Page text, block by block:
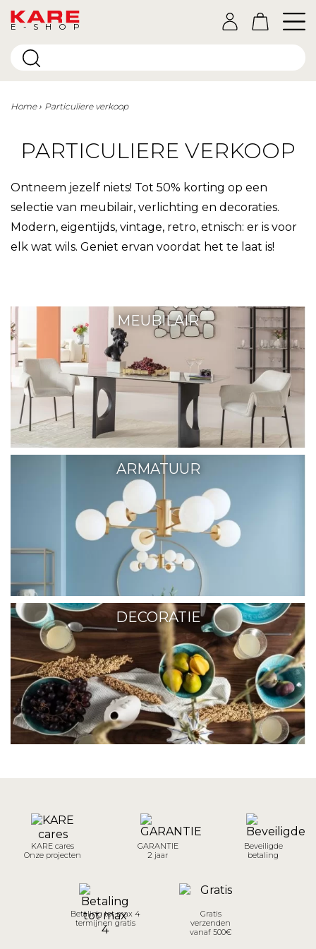
E-SHOP
Home Particuliere verkoop
PARTICULIERE VERKOOP
Ontneem jezelf niets! Tot 50% korting op een
selectie van meubilair, verlichting en decoraties.
Modern, eigentijds, vintage, retro, etnisch: er is voor
elk wat wils. Geniet ervan voordat het te laat is!
MEUBILAIR
ARMATUUR
DECORATIE
KARE cares
Onze projecten
GARANTIE
2 jaar
Beveiligde
betaling
Betaling tot max 4
termijnen gratis
Gratis
verzenden
vanaf 500€